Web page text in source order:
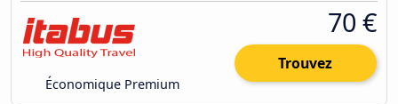
Économique Premium
70 €
Trouvez